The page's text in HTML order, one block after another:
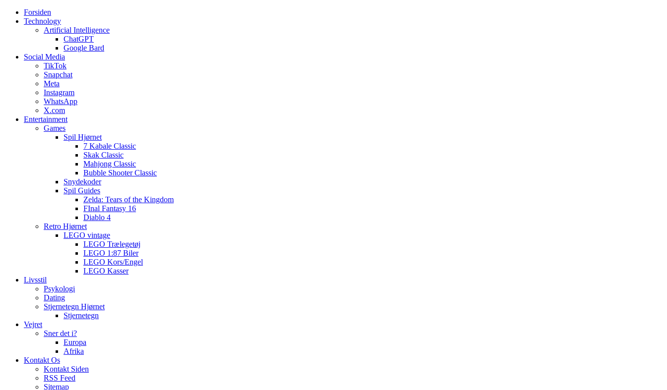
Web3zero.dk
Web3zero.dk
Forsiden
Technology
Artificial Intelligence
ChatGPT
Google Bard
Social Media
TikTok
Snapchat
Meta
Instagram
WhatsApp
X.com
Entertainment
Games
Spil Hjørnet
7 Kabale Classic
Skak Classic
Mahjong Classic
Bubble Shooter Classic
Snydekoder
Spil Guides
Zelda: Tears of the Kingdom
FInal Fantasy 16
Diablo 4
Retro Hjørnet
LEGO vintage
LEGO Trælegetøj
LEGO 1:87 Biler
LEGO Kors/Engel
LEGO Kasser
Livsstil
Psykologi
Dating
Stjernetegn Hjørnet
Stjernetegn
Vejret
Sner det i?
Europa
Afrika
Kontakt Os
Kontakt Siden
RSS Feed
Sitemap